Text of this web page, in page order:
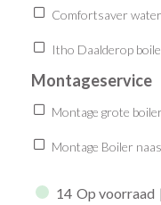
Comfortsaver
Itho Daalderop
Montageservice
Montage grote
Montage Boiler
14 Op voorraad